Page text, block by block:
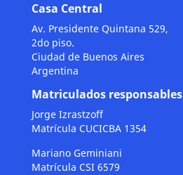
Casa Central
Av. Presidente Quintana 529,
2do piso.
Ciudad de Buenos Aires
Argentina
Matriculados responsables
Jorge Izrastzoff
Matrícula CUCICBA 1354
Mariano Geminiani
Matrícula CSI 6579